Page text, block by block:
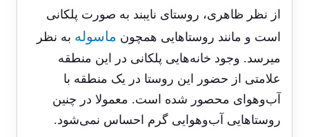
از نظر ظاهری، روستای نایبند به صورت پلکانی
است و مانند روستاهایی همچون ماسوله به نظر
می‎رسد. وجود خانه‌هایی پلکانی در این منطقه
علامتی از حضور این روستا در یک منطقه با
آب‌وهوای محصور شده است. معمولا در چنین
روستاهایی آب‌وهوایی گرم احساس نمی‌شود.